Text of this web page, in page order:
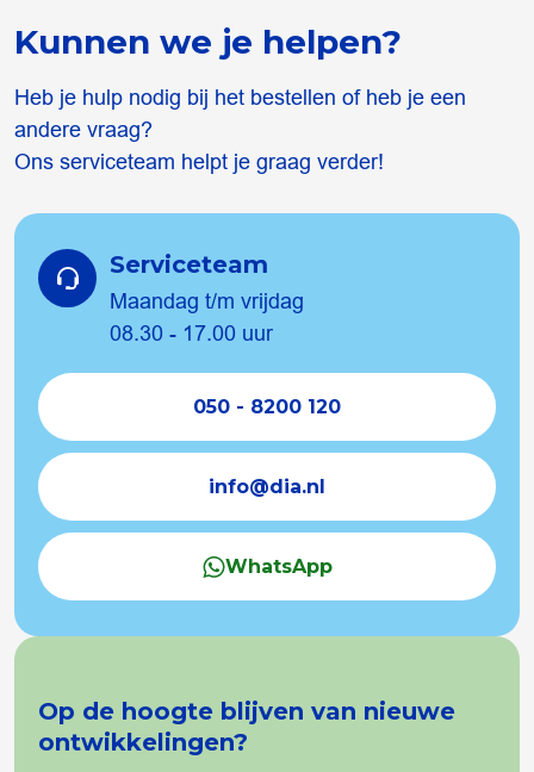
Kunnen we je helpen?
Heb je hulp nodig bij het bestellen of heb je een
andere vraag?
Ons serviceteam helpt je graag verder!
Serviceteam
Maandag t/m vrijdag
08.30 - 17.00 uur
050 - 8200 120
info@dia.nl
WhatsApp
Op de hoogte blijven van nieuwe
ontwikkelingen?